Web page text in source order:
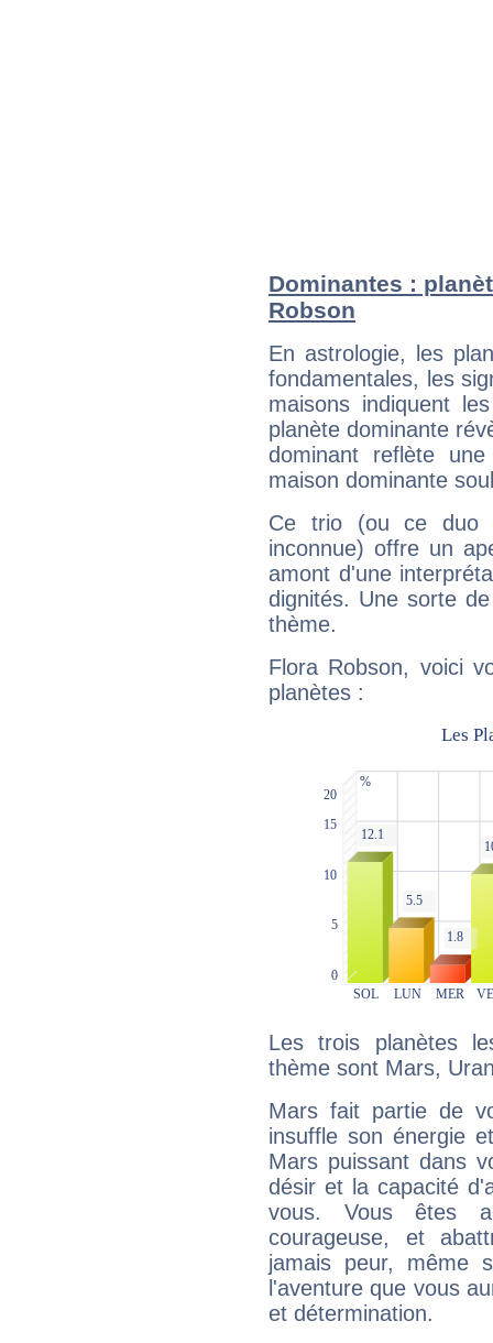
Dominantes :
Robson
En astrologie, les
fondamentales, les
maisons indiquent
planète dominante
dominant reflète
maison dominante
Ce trio (ou ce duo
inconnue) offre un
amont d'une
dignités. Une sorte
thème.
Flora Robson, voici
planètes :
Les trois planètes
thème sont Mars,
Mars fait partie de
insuffle son énergie
Mars puissant dans
désir et la capacité
vous. Vous êtes
courageuse, et
jamais peur, même
l'aventure que vous
et détermination.